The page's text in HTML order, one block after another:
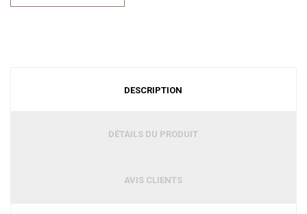
DESCRIPTION
DÉTAILS DU PRODUIT
AVIS CLIENTS